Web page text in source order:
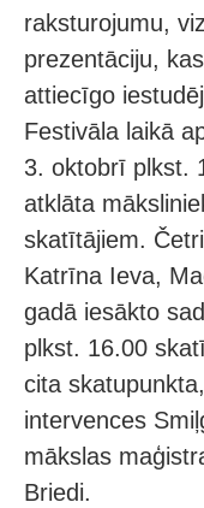
raksturojumu,
prezentāciju,
attiecīgo
Festivāla laikā
3. oktobrī plkst.
atklāta
skatītājiem.
Katrīna Ieva,
gadā iesākto
plkst. 16.00
cita
intervences
mākslas
Briedi.